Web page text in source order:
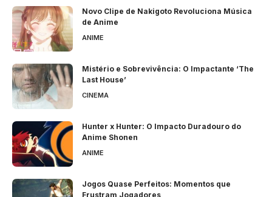
Novo Clipe de Nakigoto Revoluciona Música
de Anime
ANIME
Mistério e Sobrevivência: O Impactante ‘The
Last House’
CINEMA
Hunter x Hunter: O Impacto Duradouro do
Anime Shonen
ANIME
Jogos Quase Perfeitos: Momentos que
Frustram Jogadores